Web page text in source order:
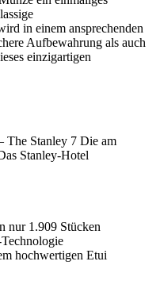
in einem ansprechenden
Aufbewahrung als auch
einzigartigen
The Stanley 7 Die am
Stanley-Hotel
nur 1.909 Stücken
hochwertigen Etui